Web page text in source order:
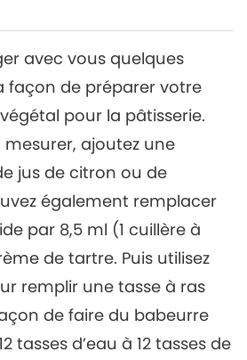
avec vous quelques
façon de préparer votre
pour la pâtisserie.
mesurer, ajoutez une
jus de citron ou de
également remplacer
par 8,5 ml (1 cuillère à
de tartre. Puis utilisez
remplir une tasse à ras
de faire du babeurre
tasses d’eau à 12 tasses de